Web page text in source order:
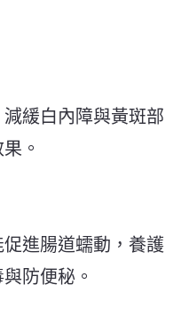
緩白內障與黃斑部
。
進腸道蠕動，養護
防便秘。